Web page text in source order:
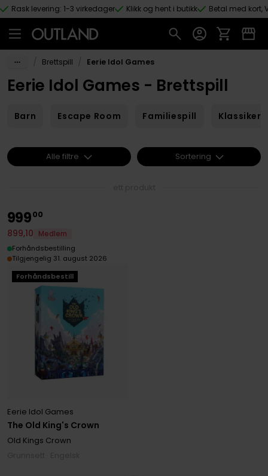
Hopp til hovedinnhold
Rask levering: 1-3 virkedager Klikk og hent i butikk Betal med kort,
Brettspill Eerie Idol Games
Eerie Idol Games - Brettspill
Barn Escape Room Familiespill Klassikere
Forhåndsbestill
The Old King's Crown
Eerie Idol Games
Old Kings Crown
99900
899,10
Medlem
Forhåndsbestilling
Tilgjengelig 31. august 2026
Alle filtre Sortering